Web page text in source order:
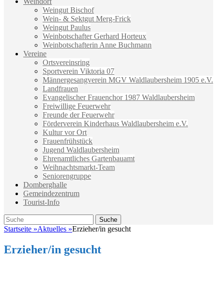
Weingut Bischof
Wein- & Sektgut Merg-Frick
Weingut Paulus
Weinbotschafter Gerhard Horteux
Weinbotschafterin Anne Buchmann
Vereine
Ortsvereinsring
Sportverein Viktoria 07
Männergesangverein MGV Waldlaubersheim 1905 e.V.
Landfrauen
Evangelischer Frauenchor 1987 Waldlaubersheim
Freiwillige Feuerwehr
Freunde der Feuerwehr
Förderverein Kinderhaus Waldlaubersheim e.V.
Kultur vor Ort
Frauenfrühstück
Jugend Waldlaubersheim
Ehrenamtliches Gartenbauamt
Weihnachtsmarkt-Team
Seniorengruppe
Domberghalle
Gemeindezentrum
Tourist-Info
Suche
Suche
nach:
Startseite »Aktuelles »Erzieher/in gesucht
Erzieher/in gesucht